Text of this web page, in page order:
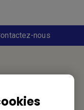
nous
nouvelles.